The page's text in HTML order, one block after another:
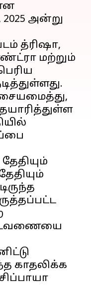
2025 அன்று
த்ரிஷா,
மற்றும்
காதலிக்க